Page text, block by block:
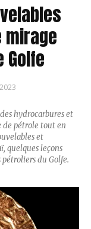
hydrocarbures et
de pétrole tout en
et
quelques leçons
du Golfe.